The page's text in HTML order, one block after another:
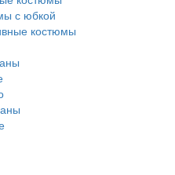
с юбкой
костюмы